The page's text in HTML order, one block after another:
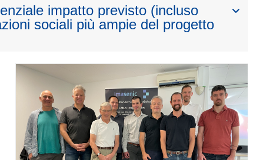
impatto previsto (incluso
sociali più ampie del progetto